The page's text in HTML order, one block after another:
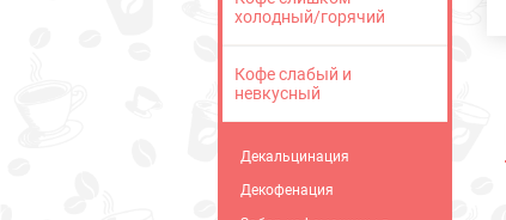
холодный/горячий
Кофе слабый и
невкусный
Декальцинация
Декофенация